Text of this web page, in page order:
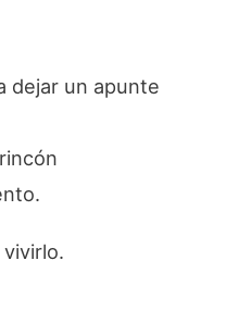
dejar un apunte